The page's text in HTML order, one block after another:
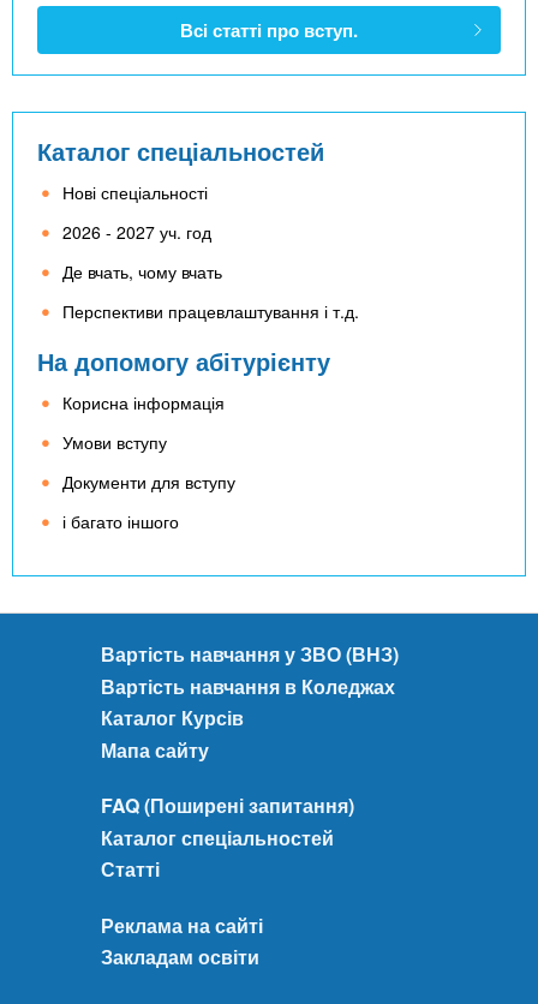
Всі статті про вступ.
Каталог спеціальностей
Нові спеціальності
2026 - 2027 уч. год
Де вчать, чому вчать
Перспективи працевлаштування і т.д.
На допомогу абітурієнту
Корисна інформація
Умови вступу
Документи для вступу
і багато іншого
Вартість навчання у ЗВО (ВНЗ)
Вартість навчання в Коледжах
Каталог Курсів
Мапа сайту
FAQ (Поширені запитання)
Каталог спеціальностей
Статті
Реклама на сайті
Закладам освіти